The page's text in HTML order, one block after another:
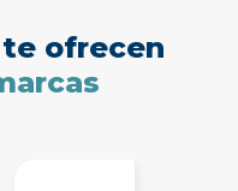
ofrecen